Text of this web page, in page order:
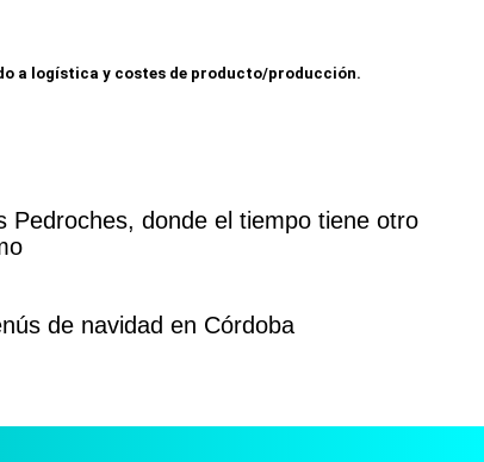
a logística y costes de producto/producción.
Pedroches, donde el tiempo tiene otro
de navidad en Córdoba